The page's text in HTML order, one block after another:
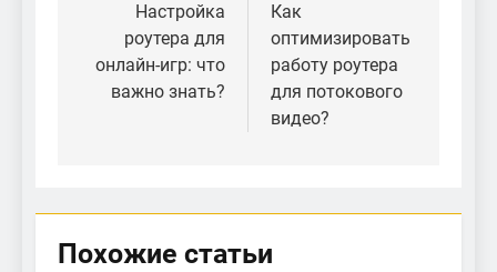
записям
Настройка
роутера для
онлайн-игр: что
важно знать?
Как
оптимизировать
работу роутера
для потокового
видео?
Похожие статьи